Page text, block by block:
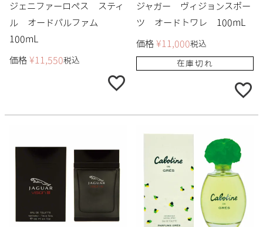
ジェニファーロペス スティ
ル オードパルファム
100mL
価格 ¥11,550税込
ジャガー ヴィジョンスポー
ツ オードトワレ 100mL
価格 ¥11,000税込
在庫切れ